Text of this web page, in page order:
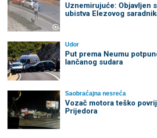
Uznemirujuće: Objavljen
ubistva Elezovog
Udor
Put prema Neumu
lančanog sudara
Saobraćajna nesreća
Vozač motora teško
Prijedora